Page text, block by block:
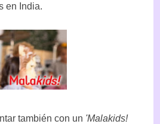
en India.
también con un 'Malakids!